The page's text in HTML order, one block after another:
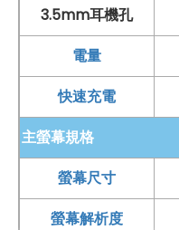
◎ 可透過 microSD 記憶
◎ 盒裝配件：22.5W 電
線、高透軟膠保護殼、
*規格以原廠官網說明為準
以上原文出處：SOGI
3.5mm耳機孔
電量
快速充電
主螢幕規格
螢幕尺寸
螢幕解析度